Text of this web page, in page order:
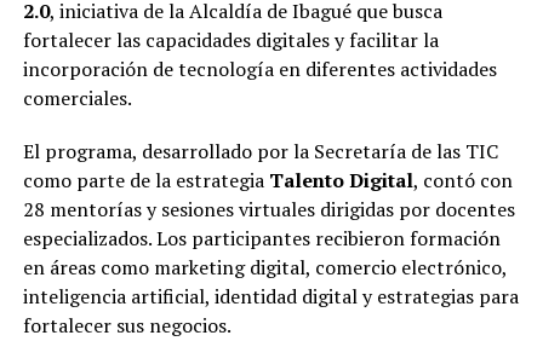
2.0, iniciativa de la Alcaldía de Ibagué que busca
fortalecer las capacidades digitales y facilitar la
incorporación de tecnología en diferentes actividades
comerciales.
El programa, desarrollado por la Secretaría de las TIC
como parte de la estrategia Talento Digital, contó con
28 mentorías y sesiones virtuales dirigidas por docentes
especializados. Los participantes recibieron formación
en áreas como marketing digital, comercio electrónico,
inteligencia artificial, identidad digital y estrategias para
fortalecer sus negocios.